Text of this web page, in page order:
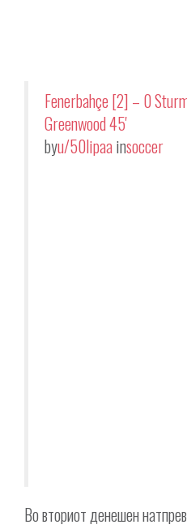
Fenerbahçe [2] – 0
Greenwood 45'
byu/50lipaainsoccer
Во вториот денешен